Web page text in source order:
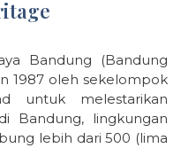
Bandung (Bandung
1987 oleh sekelompok
untuk melestarikan
Bandung, lingkungan
lebih dari 500 (lima